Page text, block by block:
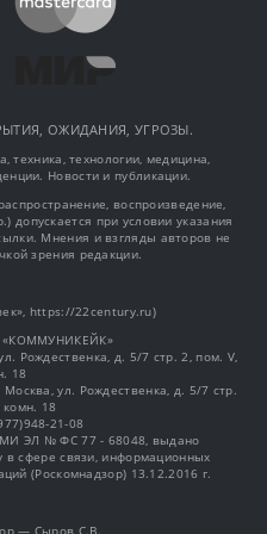
ОЖИДАНИЯ, УГРОЗЫ.
техника, технологии, медицина,
Новости и публикации.
воспроизведение,
допускается при условии указания
Мнения и взгляды авторов не
зрения редакции.
https://22century.ru)
«КОММУНИКЕЙК»
Рождественка, д. 5/7 стр. 2, пом. V,
18
ул. Рождественка, д. 5/7 стр.
комн. 18
21-08
ЭЛ № ФС 77 - 68048, выдано
в сфере связи, информационных
(Роскомнадзор) 13.12.2016 г.
— Сыров С.В.